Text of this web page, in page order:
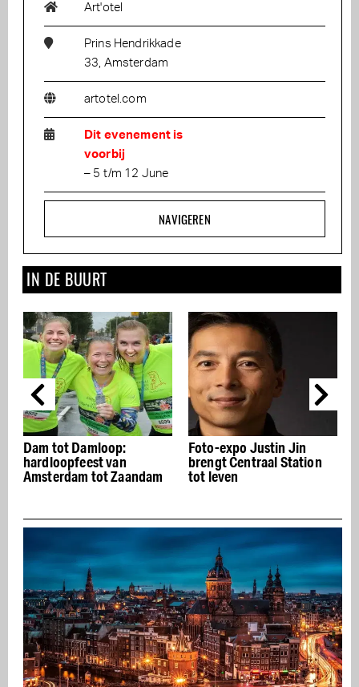
Art'otel
Prins Hendrikkade
33, Amsterdam
artotel.com
Dit evenement is
voorbij
– 5 t/m 12 June
NAVIGEREN
IN DE BUURT
van
tot Zaandam
Foto-expo Justin Jin
brengt Centraal Station
tot leven
Bitterzoet:
hiphop, funk